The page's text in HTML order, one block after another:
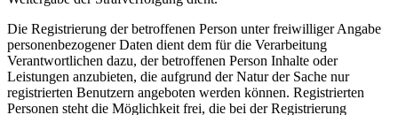
Die Registrierung der betroffenen Person unter freiwilliger Angabe
personenbezogener Daten dient dem für die Verarbeitung
Verantwortlichen dazu, der betroffenen Person Inhalte oder
Leistungen anzubieten, die aufgrund der Natur der Sache nur
registrierten Benutzern angeboten werden können. Registrierten
Personen steht die Möglichkeit frei, die bei der Registrierung